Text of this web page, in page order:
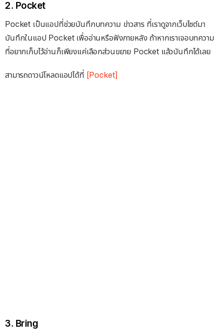
2. Pocket
Pocket เป็นแอปที่ช่วยบันทึกบทความ ข่าวสาร ที่เราดูจากเว็บไซต์มา
บันทึกในแอป Pocket เพื่ออ่านหรือฟังภายหลัง ถ้าหากเราเจอบทความ
ที่อยากเก็บไว้อ่านก็เพียงแค่เลือกส่วนขยาย Pocket แล้วบันทึกได้เลย
สามารถดาวน์โหลดแอปได้ที่ [Pocket]
3. Bring